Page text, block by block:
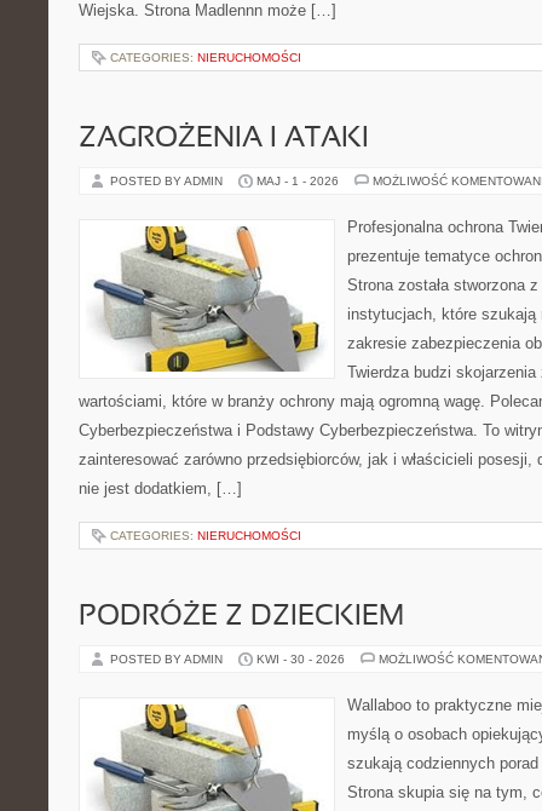
Wiejska. Strona Madlennn może […]
CATEGORIES: NIERUCHOMOŚCI
ZAGROŻENIA I ATAKI
POSTED BY ADMIN MAJ - 1 - 2026 MOŻLIWOŚĆ
Profesjonalna ochrona
prezentuje tematyce
Strona została stworzona
instytucjach, które szukają
zakresie zabezpieczenia
Twierdza budzi
wartościami, które w branży ochrony mają ogromną wagę.
Cyberbezpieczeństwa i Podstawy Cyberbezpieczeństwa. To
zainteresować zarówno przedsiębiorców, jak i właścicieli
nie jest dodatkiem, […]
CATEGORIES: NIERUCHOMOŚCI
PODRÓŻE Z DZIECKIEM
POSTED BY ADMIN KWI - 30 - 2026 MOŻLIWOŚĆ
Wallaboo to praktyczne
myślą o osobach
szukają codziennych
Strona skupia się na tym,